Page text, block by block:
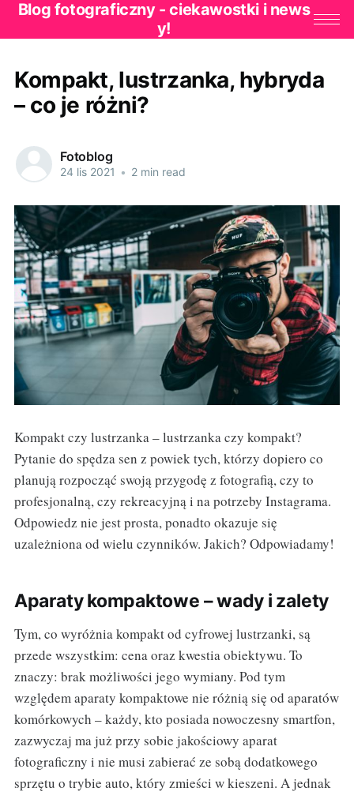
Blog fotograficzny - ciekawostki i news
y!
Kompakt, lustrzanka, hybryda
– co je różni?
Fotoblog
24 lis 2021 • 2 min read
Kompakt czy lustrzanka – lustrzanka czy kompakt?
Pytanie do spędza sen z powiek tych, którzy dopiero co
planują rozpocząć swoją przygodę z fotografią, czy to
profesjonalną, czy rekreacyjną i na potrzeby Instagrama.
Odpowiedz nie jest prosta, ponadto okazuje się
uzależniona od wielu czynników. Jakich? Odpowiadamy!
Aparaty kompaktowe – wady i zalety
Tym, co wyróżnia kompakt od cyfrowej lustrzanki, są
przede wszystkim: cena oraz kwestia obiektywu. To
znaczy: brak możliwości jego wymiany. Pod tym
względem aparaty kompaktowe nie różnią się od aparatów
komórkowych – każdy, kto posiada nowoczesny smartfon,
zazwyczaj ma już przy sobie jakościowy aparat
fotograficzny i nie musi zabierać ze sobą dodatkowego
sprzętu o trybie auto, który zmieści w kieszeni. A jednak